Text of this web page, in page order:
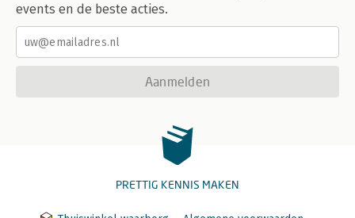
events en de beste acties.
Aanmelden
PRETTIG KENNIS MAKEN